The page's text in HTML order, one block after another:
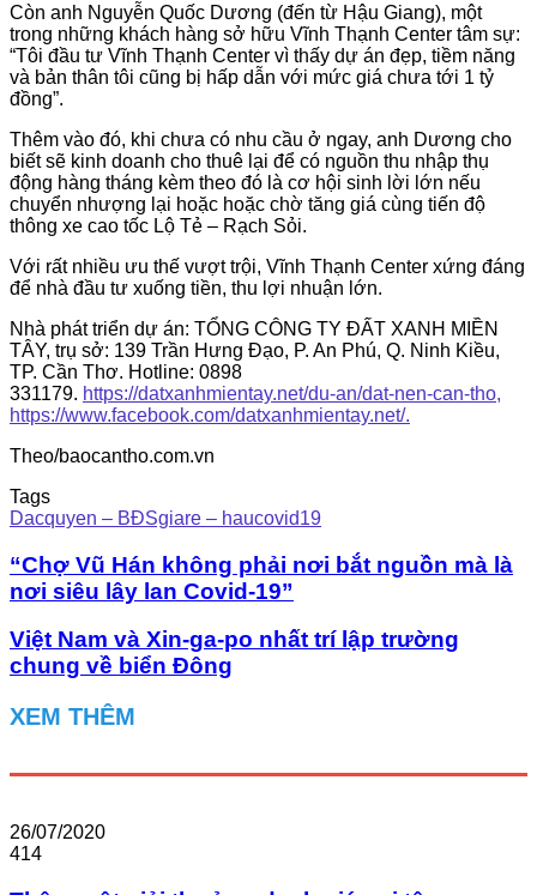
Còn anh Nguyễn Quốc Dương (đến từ Hậu Giang), một
trong những khách hàng sở hữu Vĩnh Thạnh Center tâm sự:
“Tôi đầu tư Vĩnh Thạnh Center vì thấy dự án đẹp, tiềm năng
và bản thân tôi cũng bị hấp dẫn với mức giá chưa tới 1 tỷ
đồng”.
Thêm vào đó, khi chưa có nhu cầu ở ngay, anh Dương cho
biết sẽ kinh doanh cho thuê lại để có nguồn thu nhập thụ
động hàng tháng kèm theo đó là cơ hội sinh lời lớn nếu
chuyển nhượng lại hoặc hoặc chờ tăng giá cùng tiến độ
thông xe cao tốc Lộ Tẻ – Rạch Sỏi.
Với rất nhiều ưu thế vượt trội, Vĩnh Thạnh Center xứng đáng
để nhà đầu tư xuống tiền, thu lợi nhuận lớn.
Nhà phát triển dự án: TỔNG CÔNG TY ĐẤT XANH MIỀN
TÂY, trụ sở: 139 Trần Hưng Đạo, P. An Phú, Q. Ninh Kiều,
TP. Cần Thơ. Hotline: 0898
331179. https://datxanhmientay.net/du-an/dat-nen-can-tho,
https://www.facebook.com/datxanhmientay.net/.
Theo/baocantho.com.vn
Tags
Dacquyen – BĐSgiare – haucovid19
“Chợ Vũ Hán không phải nơi bắt nguồn mà là
nơi siêu lây lan Covid-19”
Việt Nam và Xin-ga-po nhất trí lập trường
chung về biển Đông
XEM THÊM
26/07/2020
414